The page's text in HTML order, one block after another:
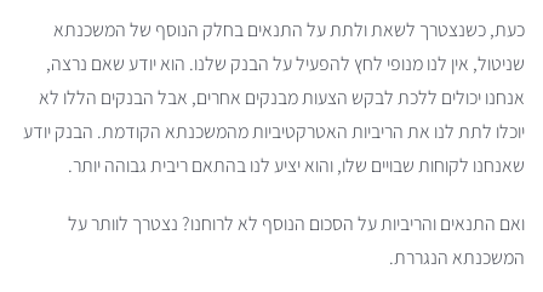
כעת, כשנצטרך לשאת ולתת על התנאים בחלק הנוסף של המשכנתא
שניטול, אין לנו מנופי לחץ להפעיל על הבנק שלנו. הוא יודע שאם נרצה,
אנחנו יכולים ללכת לבקש הצעות מבנקים אחרים, אבל הבנקים הללו לא
יוכלו לתת לנו את הריביות האטרקטיביות מהמשכנתא הקודמת. הבנק יודע
שאנחנו לקוחות שבויים שלו, והוא יציע לנו בהתאם ריבית גבוהה יותר.
ואם התנאים והריביות על הסכום הנוסף לא לרוחנו? נצטרך לוותר על
המשכנתא הנגררת.